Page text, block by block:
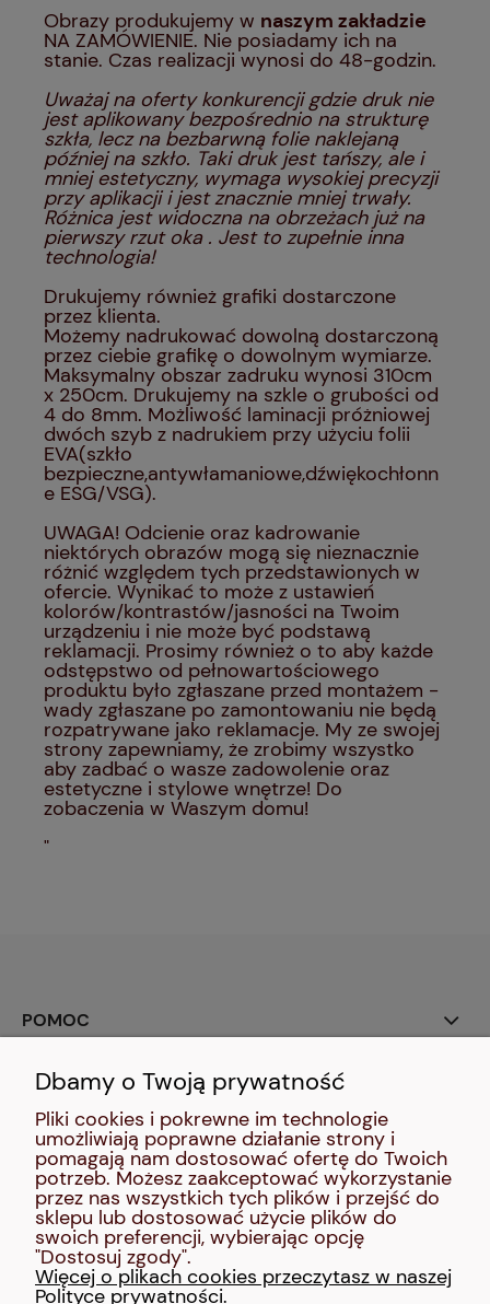
Obrazy produkujemy w naszym zakładzie
NA ZAMÓWIENIE. Nie posiadamy ich na
stanie. Czas realizacji wynosi do 48-godzin.
Uważaj na oferty konkurencji gdzie druk nie
jest aplikowany bezpośrednio na strukturę
szkła, lecz na bezbarwną folie naklejaną
później na szkło. Taki druk jest tańszy, ale i
mniej estetyczny, wymaga wysokiej precyzji
przy aplikacji i jest znacznie mniej trwały.
Różnica jest widoczna na obrzeżach już na
pierwszy rzut oka . Jest to zupełnie inna
technologia!
Drukujemy również grafiki dostarczone
przez klienta.
Możemy nadrukować dowolną dostarczoną
przez ciebie grafikę o dowolnym wymiarze.
Maksymalny obszar zadruku wynosi 310cm
x 250cm. Drukujemy na szkle o grubości od
4 do 8mm. Możliwość laminacji próżniowej
dwóch szyb z nadrukiem przy użyciu folii
EVA(szkło
bezpieczne,antywłamaniowe,dźwiękochłonn
e ESG/VSG).
UWAGA! Odcienie oraz kadrowanie
niektórych obrazów mogą się nieznacznie
różnić względem tych przedstawionych w
ofercie. Wynikać to może z ustawień
kolorów/kontrastów/jasności na Twoim
urządzeniu i nie może być podstawą
reklamacji. Prosimy również o to aby każde
odstępstwo od pełnowartościowego
produktu było zgłaszane przed montażem -
wady zgłaszane po zamontowaniu nie będą
rozpatrywane jako reklamacje. My ze swojej
strony zapewniamy, że zrobimy wszystko
aby zadbać o wasze zadowolenie oraz
estetyczne i stylowe wnętrze! Do
zobaczenia w Waszym domu!
"
POMOC
SOCIAL MEDIA:
MOJE KONTO
INFORMACJE
O NAS
Dbamy o Twoją prywatność
Pliki cookies i pokrewne im technologie
umożliwiają poprawne działanie strony i
pomagają nam dostosować ofertę do Twoich
potrzeb. Możesz zaakceptować wykorzystanie
przez nas wszystkich tych plików i przejść do
sklepu lub dostosować użycie plików do
swoich preferencji, wybierając opcję
"Dostosuj zgody".
Więcej o plikach cookies przeczytasz w naszej
Polityce prywatności.